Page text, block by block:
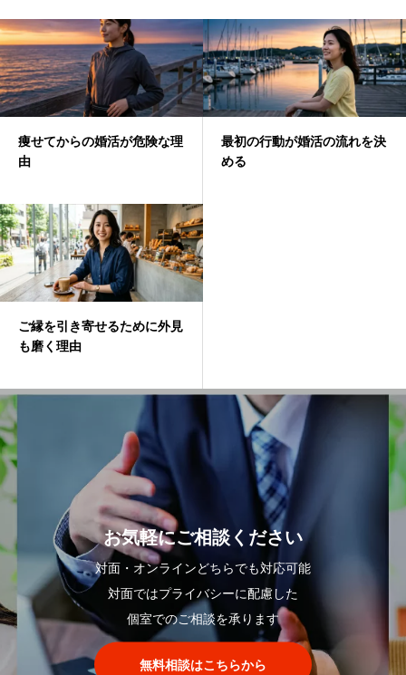
痩せてからの婚活が危険な理
由
最初の行動が婚活の流れを決
める
ご縁を引き寄せるために外見
も磨く理由
お気軽にご相談ください
対面・オンラインどちらでも対応可能
対面ではプライバシーに配慮した
個室でのご相談を承ります
無料相談はこちらから